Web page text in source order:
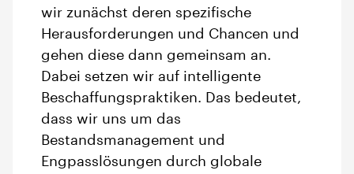
wir zunächst deren spezifische
Herausforderungen und Chancen und
gehen diese dann gemeinsam an.
Dabei setzen wir auf intelligente
Beschaffungspraktiken. Das bedeutet,
dass wir uns um das
Bestandsmanagement und
Engpasslösungen durch globale